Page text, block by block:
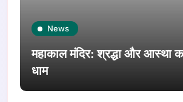
News
महाकाल मंदिर: श्रद्धा और आस्था
धाम